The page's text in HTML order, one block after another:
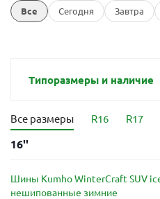
Все
Сегодня Завтра
Типоразмеры и наличие
Все размеры R16 R17
16''
Шины Kumho WinterCraft SUV
нешипованные зимние